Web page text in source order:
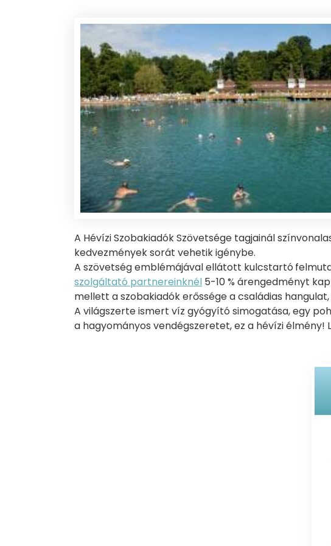
A Hévízi Szobakiadók Szövetsége tagjainál
kedvezmények sorát vehetik igénybe.
A szövetség emblémájával ellátott kulcstartó
szolgáltató partnereinknél 5-10 % árengedményt
mellett a szobakiadók erőssége a családias
A világszerte ismert víz gyógyító simogatása, egy
a hagyományos vendégszeretet, ez a hévízi